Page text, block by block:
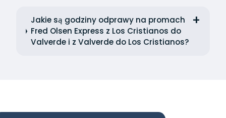
Jakie są godziny odprawy na promach
Fred Olsen Express z Los Cristianos do
Valverde i z Valverde do Los Cristianos?